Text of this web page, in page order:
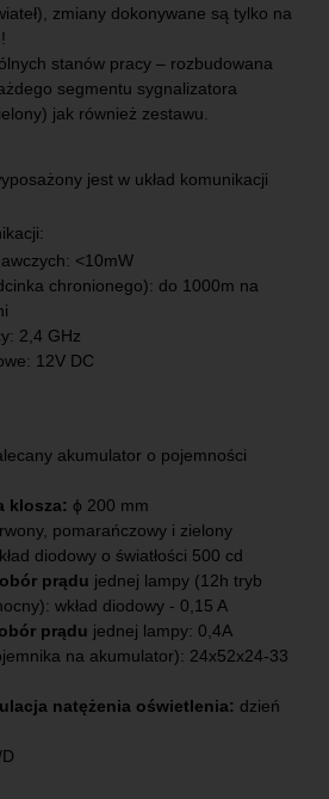
zmiany dokonywane są tylko na
stanów pracy – rozbudowana
segmentu sygnalizatora
jak również zestawu.
jest w układ komunikacji
<10mW
chronionego): do 1000m na
2,4 GHz
12V DC
akumulator o pojemności
klosza: ϕ 200 mm
pomarańczowy i zielony
diodowy o światłości 500 cd
prądu jednej lampy (12h tryb
wkład diodowy - 0,15 A
prądu jednej lampy: 0,4A
na akumulator): 24x52x24-33
natężenia oświetlenia: dzień